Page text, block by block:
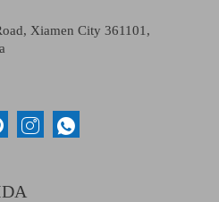
Xiamen City 361101,